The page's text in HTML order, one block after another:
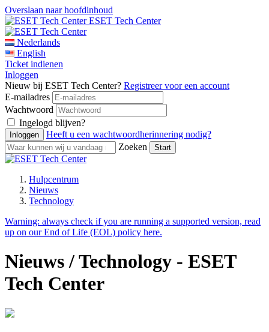
Overslaan naar hoofdinhoud
ESET Tech Center
Nederlands
English
Ticket indienen
Inloggen
Nieuw bij ESET Tech Center? Registreer voor een account
E-mailadres
Wachtwoord
Ingelogd blijven?
Heeft u een wachtwoordherinnering nodig?
Zoeken
Hulpcentrum
Nieuws
Technology
Warning: always check if you are running a supported version, read
up on our End of Life (EOL) policy here.
Nieuws / Technology - ESET
Tech Center